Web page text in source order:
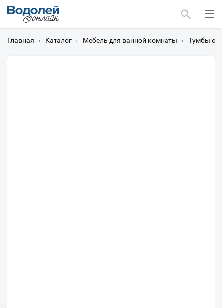
Главная › Каталог › Мебель для ванной комнаты › Тумбы с